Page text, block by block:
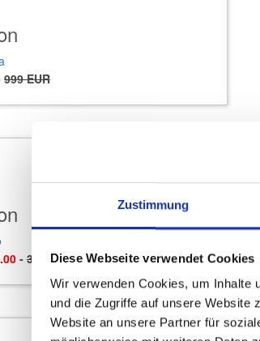
Zustimmung
Diese Webseite verwendet Cookies
Wir verwenden Cookies, um Inhalte
und die Zugriffe auf unsere Website
Website an unsere Partner für
999 EUR
- 3299.00 EUR